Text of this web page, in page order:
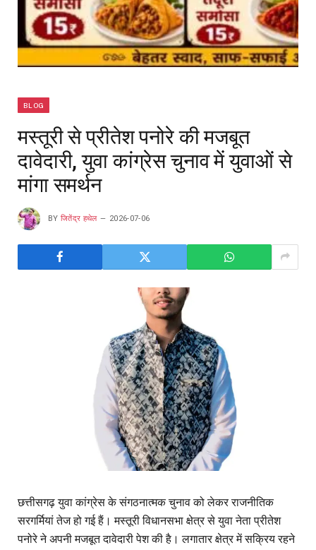
BLOG
मस्तूरी से प्रीतेश पनोरे की मजबूत
दावेदारी, युवा कांग्रेस चुनाव में युवाओं से
मांगा समर्थन
BY जितेंद्र हथेल 2026-07-06
छत्तीसगढ़ युवा कांग्रेस के संगठनात्मक चुनाव को लेकर राजनीतिक
सरगर्मियां तेज हो गई हैं। मस्तूरी विधानसभा क्षेत्र से युवा नेता प्रीतेश
पनोरे ने अपनी मजबूत दावेदारी पेश की है। लगातार क्षेत्र में सक्रिय रहने